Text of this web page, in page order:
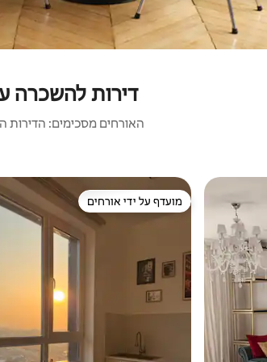
דירות להשכרה
האורחים מסכימים: הדירות
מועדף על ידי אורחים
מועדף על ידי אורחים